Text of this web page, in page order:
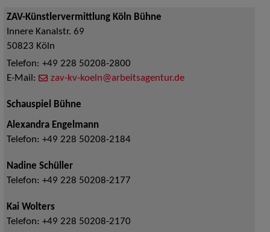
ZAV-Künstlervermittlung Köln Bühne
Innere Kanalstr. 69
50823 Köln
Telefon: +49 228 50208-2800
E-Mail:
zav-kv-koeln@arbeitsagentur.de
Schauspiel Bühne
Alexandra Engelmann
Telefon: +49 228 50208-2184
Nadine Schüller
Telefon: +49 228 50208-2177
Kai Wolters
Telefon: +49 228 50208-2170